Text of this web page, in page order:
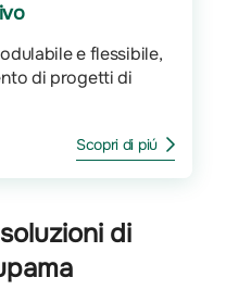
e flessibile,
di progetti di
Scopri di piú
di